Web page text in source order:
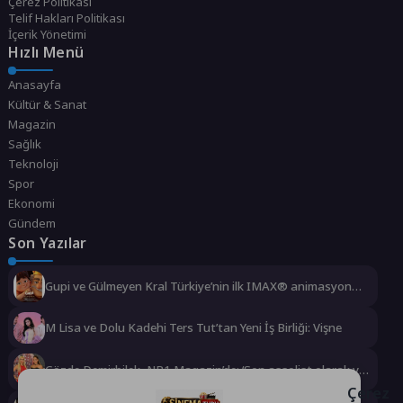
Telif Hakları Politikası
İçerik Yönetimi
Hızlı Menü
Anasayfa
Kültür & Sanat
Magazin
Sağlık
Teknoloji
Spor
Ekonomi
Gündem
Son Yazılar
Gupi ve Gülmeyen Kral Türkiye’nin ilk IMAX® animasyon
M Lisa ve Dolu Kadehi Ters Tut’tan Yeni İş Birliği: Vişne
Gözde Demirbilek, NR1 Magazin’de: ‘Son assolist olarak var
Çerez